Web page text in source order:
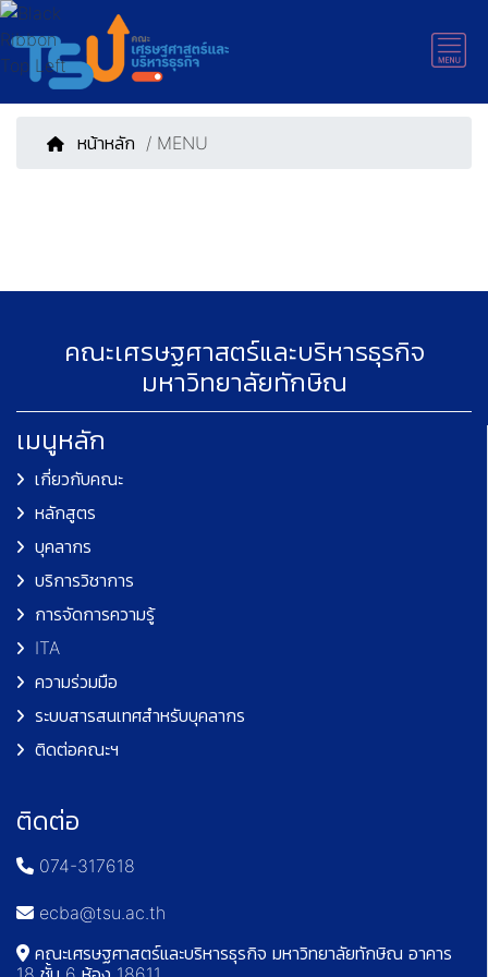
หน้าหลัก / MENU
คณะเศรษฐศาสตร์และบริหารธุรกิจ
มหาวิทยาลัยทักษิณ
เมนูหลัก
เกี่ยวกับคณะ
หลักสูตร
บุคลากร
บริการวิชาการ
การจัดการความรู้
ITA
ความร่วมมือ
ระบบสารสนเทศสำหรับบุคลากร
ติดต่อคณะฯ
ติดต่อ
074-317618
ecba@tsu.ac.th
คณะเศรษฐศาสตร์และบริหารธุรกิจ มหาวิทยาลัยทักษิณ อาคาร